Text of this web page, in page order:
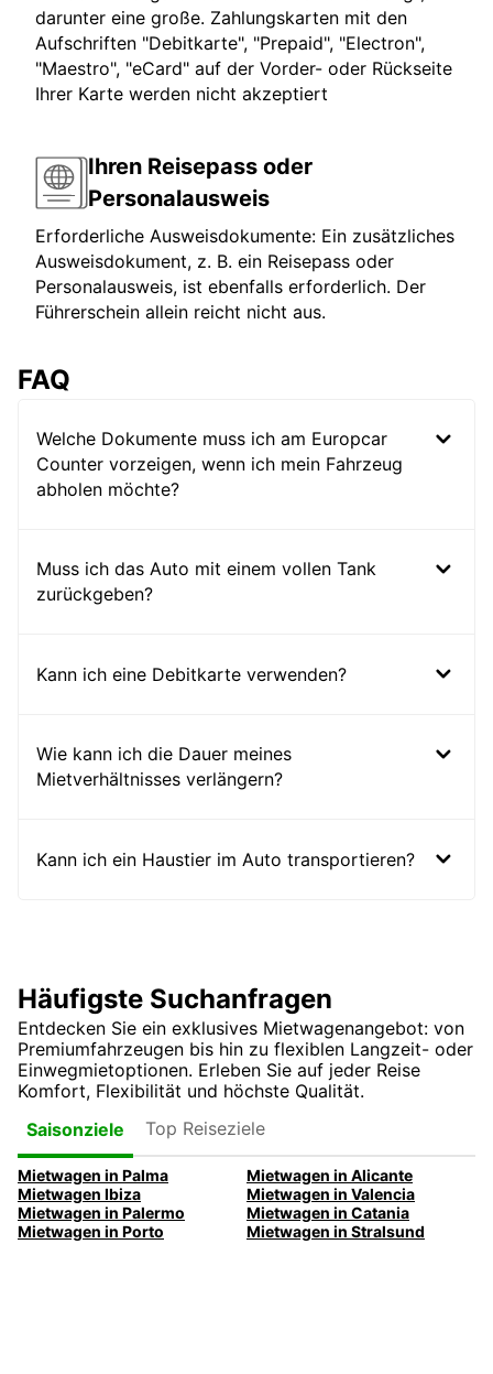
darunter eine große. Zahlungskarten mit den
Aufschriften "Debitkarte", "Prepaid", "Electron",
"Maestro", "eCard" auf der Vorder- oder Rückseite
Ihrer Karte werden nicht akzeptiert
Ihren Reisepass oder
Personalausweis
Erforderliche Ausweisdokumente: Ein zusätzliches
Ausweisdokument, z. B. ein Reisepass oder
Personalausweis, ist ebenfalls erforderlich. Der
Führerschein allein reicht nicht aus.
FAQ
Welche Dokumente muss ich am Europcar
Counter vorzeigen, wenn ich mein Fahrzeug
abholen möchte?
Muss ich das Auto mit einem vollen Tank
zurückgeben?
Kann ich eine Debitkarte verwenden?
Wie kann ich die Dauer meines
Mietverhältnisses verlängern?
Kann ich ein Haustier im Auto transportieren?
Häufigste Suchanfragen
Entdecken Sie ein exklusives Mietwagenangebot: von
Premiumfahrzeugen bis hin zu flexiblen Langzeit- oder
Einwegmietoptionen. Erleben Sie auf jeder Reise
Komfort, Flexibilität und höchste Qualität.
Saisonziele
Top Reiseziele
Mietwagen in Palma
Mietwagen in Alicante
Mietwagen Ibiza
Mietwagen in Valencia
Mietwagen in Palermo
Mietwagen in Catania
Mietwagen in Porto
Mietwagen in Stralsund